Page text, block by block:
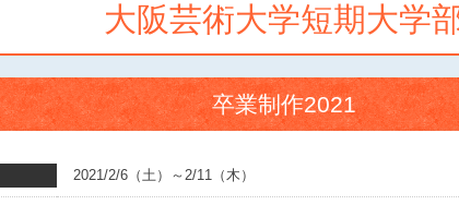
大阪芸術大学短期大学
卒業制作2021
2021/2/6（土）～2/11（木）